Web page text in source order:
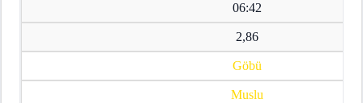
06:42
2,86
Göbü
Muslu